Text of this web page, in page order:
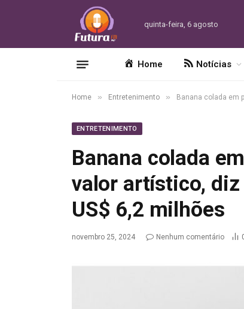
quinta-feira, 6 agosto
Home Notícias
Home » Entretenimento » Banana colada em
ENTRETENIMENTO
Banana colada
valor artístico,
US$ 6,2 milhões
novembro 25, 2024 Nenhum comentário